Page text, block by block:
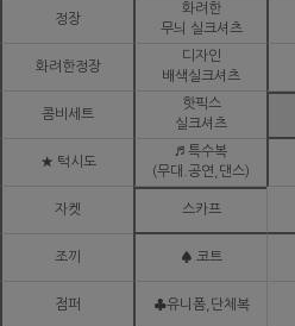
정장
화려한
무늬 실크셔츠
화려한정장
디자인
배색실크셔츠
콤비세트
핫픽스
실크셔츠
★ 턱시도
♬ 특수복
(무대.공연,댄스)
자켓 스카프
조끼 ♠ 코트
점퍼 ♣유니폼,단체복